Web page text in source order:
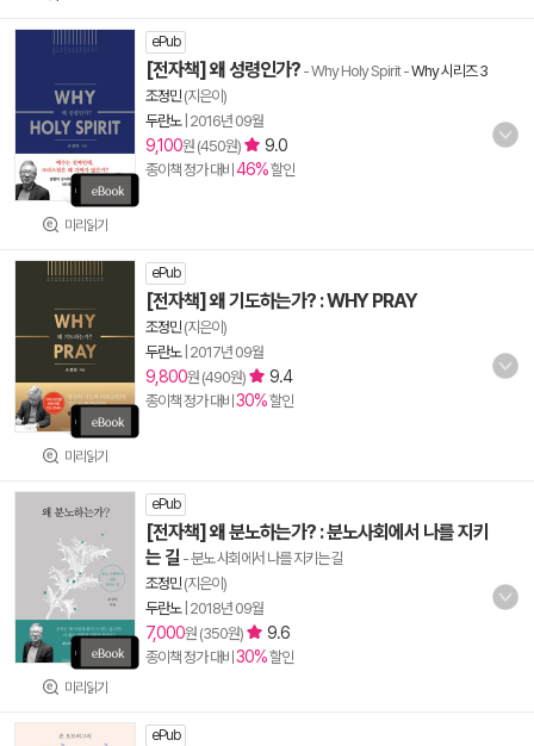
미리읽기
ePub
[전자책] 왜 성령인가? - Why Holy Spirit-Why 시리즈 3
조정민(지은이)
두란노| 2016년 09월
9,100원 (450원) 9.0
종이책 정가 대비 46%할인
미리읽기
ePub
[전자책] 왜 기도하는가? : WHY PRAY
조정민(지은이)
두란노| 2017년 09월
9,800원 (490원) 9.4
종이책 정가 대비 30%할인
미리읽기
ePub
[전자책] 왜 분노하는가? : 분노사회에서 나를 지키
는 길 - 분노 사회에서 나를 지키는 길
조정민(지은이)
두란노| 2018년 09월
7,000원 (350원) 9.6
종이책 정가 대비 30%할인
ePub